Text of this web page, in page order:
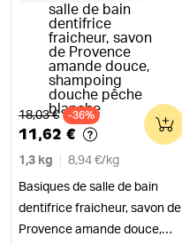
Ancien prix
18,03 € -36%
11,62 €
1,3 kg 8,94 €/ kg
Basiques de salle de bain
dentifrice fraicheur, savon de
Provence amande douce,
0